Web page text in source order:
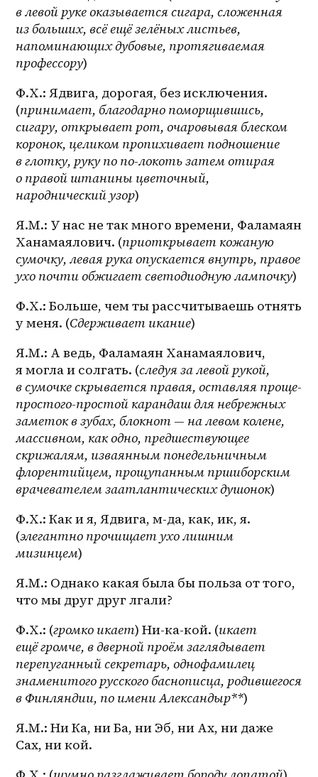
в левой руке оказывается сигара, сложенная
из больших, всё ещё зелёных листьев,
напоминающих дубовые, протягиваемая
профессору)
Ф.Х.: Ядвига, дорогая, без исключения.
(принимает, благодарно поморщившись,
сигару, открывает рот, очаровывая блеском
коронок, целиком пропихивает подношение
в глотку, руку по по-локоть затем отирая
о правой штанины цветочный,
народнический узор)
Я.М.: У нас не так много времени, Фаламаян
Ханамаялович. (приоткрывает кожаную
сумочку, левая рука опускается внутрь, правое
ухо почти обжигает светодиодную лампочку)
Ф.Х.: Больше, чем ты рассчитываешь отнять
у меня. (Сдерживает икание)
Я.М.: А ведь, Фаламаян Ханамаялович,
я могла и солгать. (следуя за левой рукой,
в сумочке скрывается правая, оставляя проще-
простого-простой карандаш для небрежных
заметок в зубах, блокнот — на левом колене,
массивном, как одно, предшествующее
скрижалям, изваянным понедельничным
флорентийцем, прощупанным пршиборским
врачевателем заатлантических душонок)
Ф.Х.: Как и я, Ядвига, м-да, как, ик, я.
(элегантно прочищает ухо лишним
мизинцем)
Я.М.: Однако какая была бы польза от того,
что мы друг друг лгали?
Ф.Х.: (громко икает) Ни-ка-кой. (икает
ещё громче, в дверной проём заглядывает
перепуганный секретарь, однофамилец
знаменитого русского баснописца, родившегося
в Финляндии, по имени Александыр**)
Я.М.: Ни Ка, ни Ба, ни Эб, ни Ах, ни даже
Сах, ни кой.